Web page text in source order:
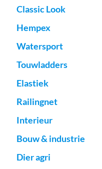
Classic Look
Hempex
Watersport
Touwladders
Elastiek
Railingnet
Interieur
Bouw & industrie
Dier agri